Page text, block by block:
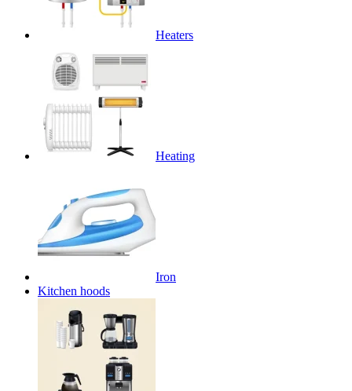
Heaters
Heating
Iron
Kitchen hoods